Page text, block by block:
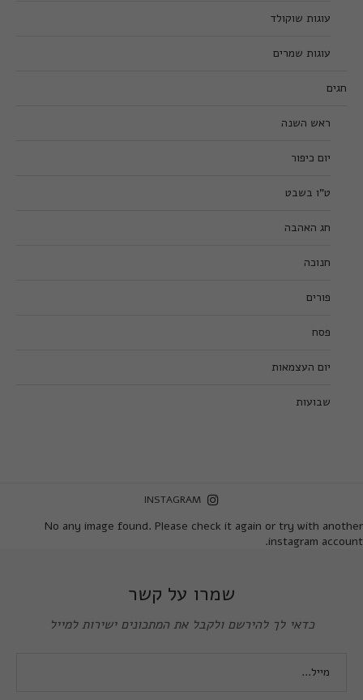
עוגות שוקולד
עוגות שמרים
חגים
ראש השנה
יום כיפור
ט”ו בשבט
חג האהבה
חנוכה
פורים
פסח
יום העצמאות
שבועות
INSTAGRAM
No any image found. Please check it again or try with another
instagram account.
שמרו על קשר
כדאי לך להירשם ולקבל את המתכונים ישירות למייל